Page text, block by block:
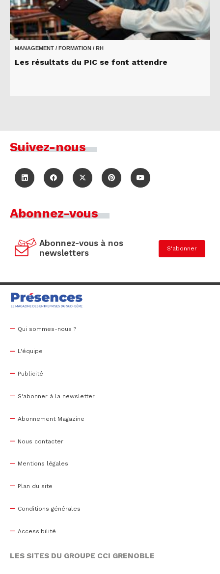
MANAGEMENT / FORMATION / RH
Les résultats du PIC se font attendre
Suivez-nous
Abonnez-vous
Abonnez-vous à nos
newsletters
S'abonner
Qui sommes-nous ?
L'équipe
Publicité
S'abonner à la newsletter
Abonnement Magazine
Nous contacter
Mentions légales
Plan du site
Conditions générales
Accessibilité
LES SITES DU GROUPE CCI GRENOBLE